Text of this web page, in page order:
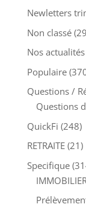
Newletters
Non classé
Nos actualités
Populaire
Questions /
Questions
QuickFi (248)
RETRAITE(21)
Specifique